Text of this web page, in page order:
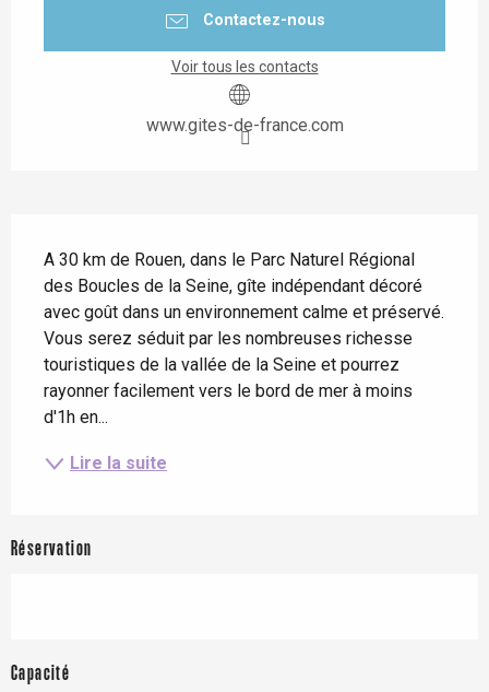
Contactez-nous
Voir tous les contacts
www.gites-de-france.com
A 30 km de Rouen, dans le Parc Naturel Régional
des Boucles de la Seine, gîte indépendant décoré
avec goût dans un environnement calme et préservé.
Vous serez séduit par les nombreuses richesse
touristiques de la vallée de la Seine et pourrez
rayonner facilement vers le bord de mer à moins
d'1h en...
Lire la suite
Réservation
Capacité